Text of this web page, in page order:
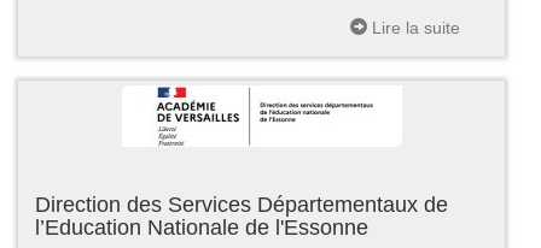
Lire la suite
Direction des Services Départementaux de
l’Education Nationale de l'Essonne